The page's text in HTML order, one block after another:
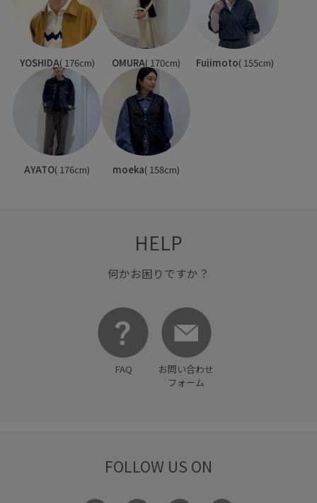
YOSHIDA( 176cm) OMURA( 170cm) Fujimoto( 155cm)
AYATO( 176cm) moeka( 158cm)
HELP
何かお困りですか？
FAQ
お問い合わせ
フォーム
FOLLOW US ON